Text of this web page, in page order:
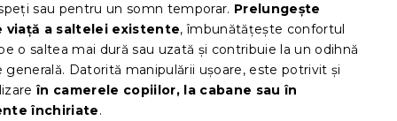
sau pentru un somn temporar. Prelungește
viață a saltelei existente, îmbunătățește confortul
o saltea mai dură sau uzată și contribuie la un odihnă
generală. Datorită manipulării ușoare, este potrivit și
în camerele copiilor, la cabane sau în
închiriate.